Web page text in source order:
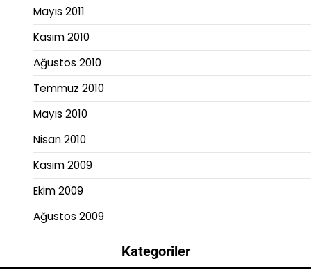
Mayıs 2011
Kasım 2010
Ağustos 2010
Temmuz 2010
Mayıs 2010
Nisan 2010
Kasım 2009
Ekim 2009
Ağustos 2009
Kategoriler